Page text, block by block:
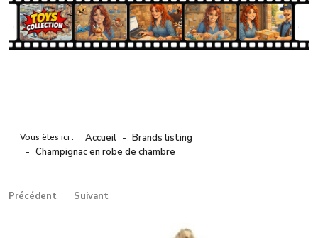
Vous êtes ici : Accueil
Brands listing
Champignac en robe de chambre
Précédent Suivant